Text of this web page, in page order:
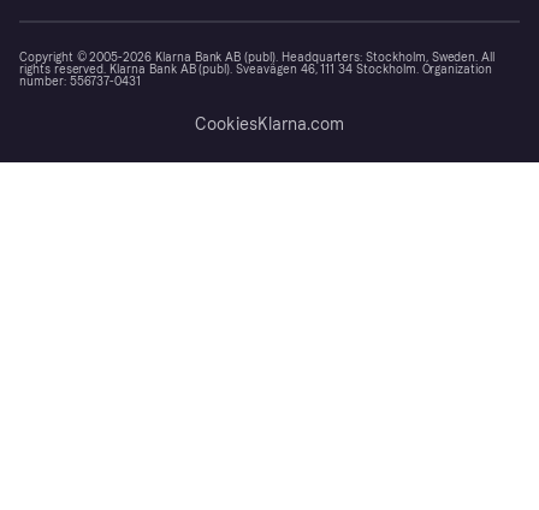
Copyright © 2005-2026 Klarna Bank AB (publ). Headquarters: Stockholm, Sweden. All
rights reserved. Klarna Bank AB (publ). Sveavägen 46, 111 34 Stockholm. Organization
number: 556737-0431
CookiesKlarna.com